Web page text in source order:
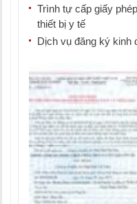
Trình tự cấp giấy
thiết bị y tế
Dịch vụ đăng ký kinh